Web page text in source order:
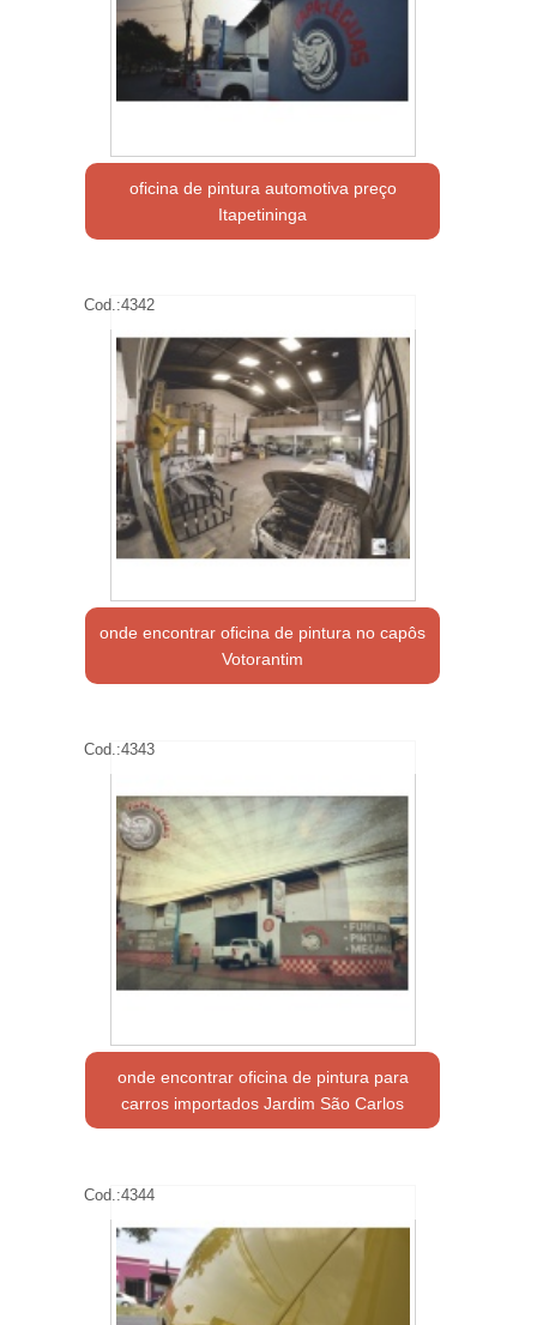
oficina de pintura automotiva preço
Itapetininga
Cod.:4342
onde encontrar oficina de pintura no capôs
Votorantim
Cod.:4343
onde encontrar oficina de pintura para
carros importados Jardim São Carlos
Cod.:4344